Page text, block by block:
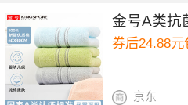
金号A类抗
券后24.88元
京东